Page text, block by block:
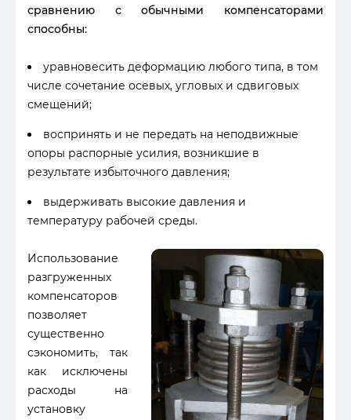
сравнению с обычными компенсаторами
способны:
уравновесить деформацию любого типа, в том
числе сочетание осевых, угловых и сдвиговых
смещений;
воспринять и не передать на неподвижные
опоры распорные усилия, возникшие в
результате избыточного давления;
выдерживать высокие давления и
температуру рабочей среды.
Использование
разгруженных
компенсаторов
позволяет
существенно
сэкономить, так
как исключены
расходы на
установку